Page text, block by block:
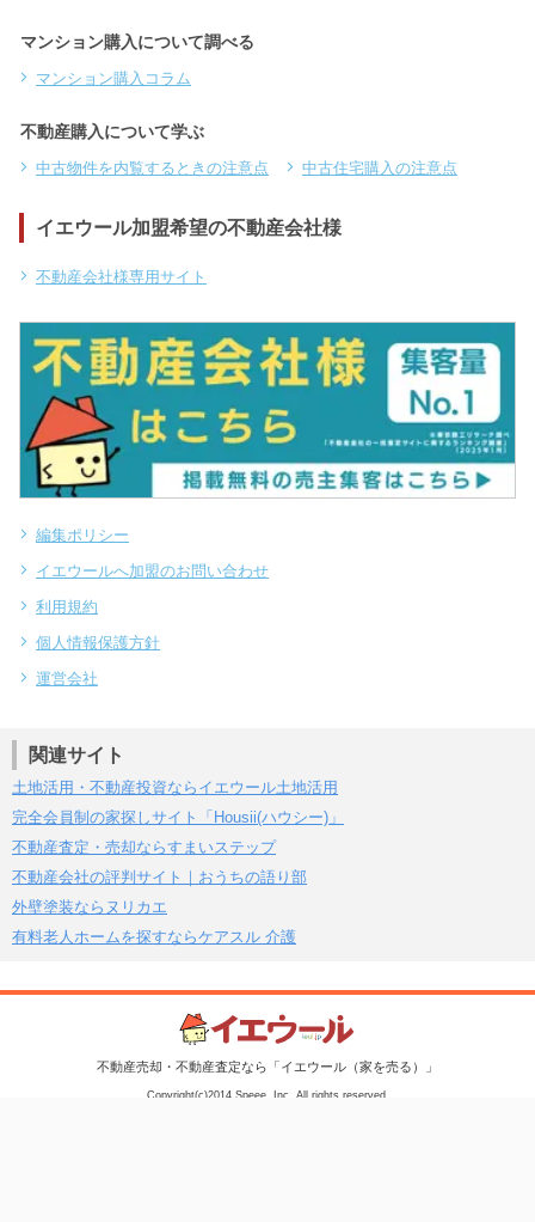
マンション購入について調べる
マンション購入コラム
不動産購入について学ぶ
中古物件を内覧するときの注意点 中古住宅購入の注意点
イエウール加盟希望の不動産会社様
不動産会社様専用サイト
編集ポリシー
イエウールへ加盟のお問い合わせ
利用規約
個人情報保護方針
運営会社
関連サイト
土地活用・不動産投資ならイエウール土地活用
完全会員制の家探しサイト「Housii(ハウシー)」
不動産査定・売却ならすまいステップ
不動産会社の評判サイト｜おうちの語り部
外壁塗装ならヌリカエ
有料老人ホームを探すならケアスル 介護
不動産売却・不動産査定なら「イエウール（家を売る）」
Copyright(c)2014 Speee, Inc. All rights reserved.